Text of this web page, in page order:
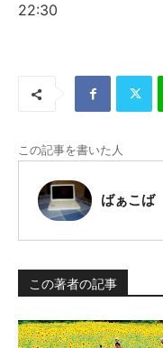
22:30
この記事を書いた人
ばぁこば
この著者の記事